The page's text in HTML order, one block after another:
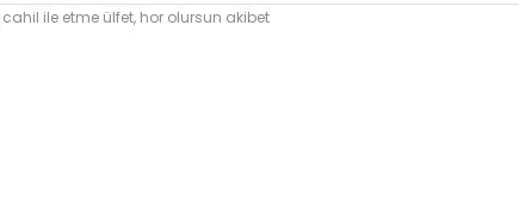
cahil ile etme ülfet, hor olursun akibet